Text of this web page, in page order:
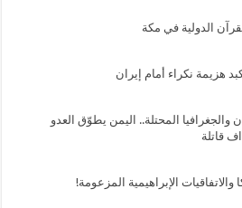
هزيمة نكراء أمام إيران
والجغرافيا المحتلة.. اليمن يطوّق العدو
قاتلة
الإبراهيمية المزعومة!